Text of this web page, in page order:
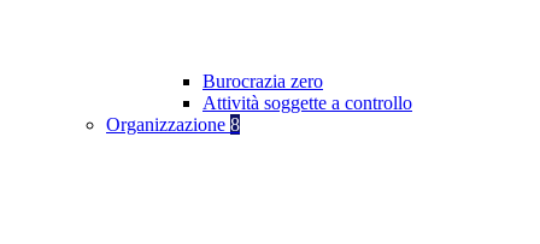
Burocrazia zero
Attività soggette a controllo
Organizzazione 8